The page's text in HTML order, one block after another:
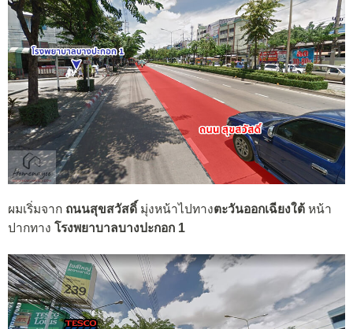
ผมเริ่มจาก ถนนสุขสวัสดิ์ มุ่งหน้าไปทางตะวันออกเฉียงใต้ หน้า
ปากทาง โรงพยาบาลบางปะกอก 1